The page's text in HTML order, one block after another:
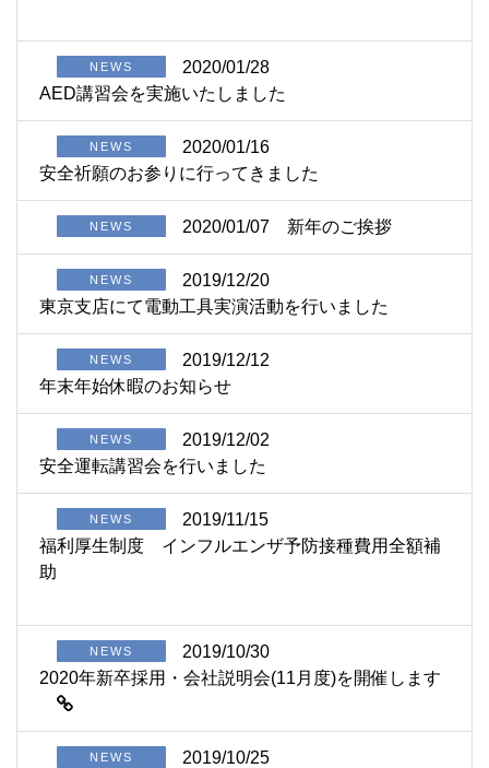
NEWS
2020/01/28
AED講習会を実施いたしました
NEWS
2020/01/16
安全祈願のお参りに行ってきました
NEWS 2020/01/07 新年のご挨拶
NEWS
2019/12/20
東京支店にて電動工具実演活動を行いました
NEWS
2019/12/12
年末年始休暇のお知らせ
NEWS
2019/12/02
安全運転講習会を行いました
NEWS
2019/11/15
福利厚生制度 インフルエンザ予防接種費用全額補
助
NEWS
2019/10/30
2020年新卒採用・会社説明会(11月度)を開催します
NEWS
2019/10/25